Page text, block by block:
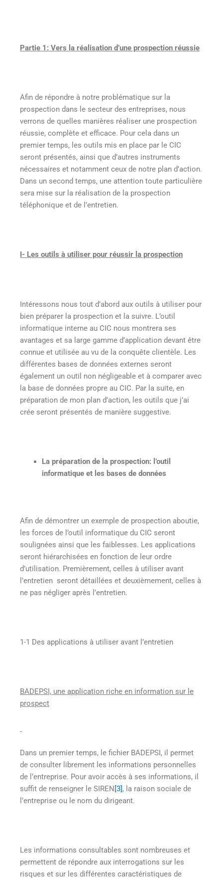
Partie 1: Vers la réalisation d’une prospection réussie
Afin de répondre à notre problématique sur la
prospection dans le secteur des entreprises, nous
verrons de quelles manières réaliser une prospection
réussie, complète et efficace. Pour cela dans un
premier temps, les outils mis en place par le CIC
seront présentés, ainsi que d’autres instruments
nécessaires et notamment ceux de notre plan d’action.
Dans un second temps, une attention toute particulière
sera mise sur la réalisation de la prospection
téléphonique et de l’entretien.
I- Les outils à utiliser pour réussir la prospection
Intéressons nous tout d’abord aux outils à utiliser pour
bien préparer la prospection et la suivre. L’outil
informatique interne au CIC nous montrera ses
avantages et sa large gamme d’application devant être
connue et utilisée au vu de la conquête clientèle. Les
différentes bases de données externes seront
également un outil non négligeable et à comparer avec
la base de données propre au CIC. Par la suite, en
préparation de mon plan d’action, les outils que j’ai
crée seront présentés de manière suggestive.
La préparation de la prospection: l’outil
informatique et les bases de données
Afin de démontrer un exemple de prospection aboutie,
les forces de l’outil informatique du CIC seront
soulignées ainsi que les faiblesses. Les applications
seront hiérarchisées en fonction de leur ordre
d’utilisation. Premièrement, celles à utiliser avant
l’entretien seront détaillées et deuxièmement, celles à
ne pas négliger après l’entretien.
1-1 Des applications à utiliser avant l’entretien
BADEPSI, une application riche en information sur le
prospect
Dans un premier temps, le fichier BADEPSI, il permet
de consulter librement les informations personnelles
de l’entreprise. Pour avoir accès à ses informations, il
suffit de renseigner le SIREN[3], la raison sociale de
l’entreprise ou le nom du dirigeant.
Les informations consultables sont nombreuses et
permettent de répondre aux interrogations sur les
risques et sur les différentes caractéristiques de